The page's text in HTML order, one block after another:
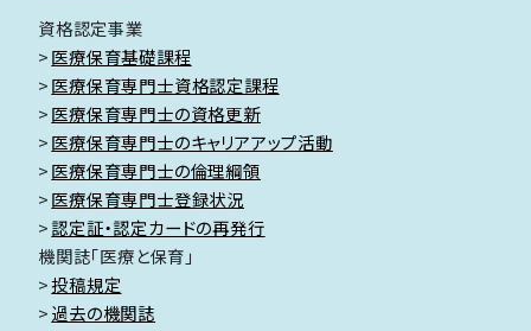
資格認定事業
医療保育基礎課程
医療保育専門士資格認定課程
医療保育専門士の資格更新
医療保育専門士のキャリアアップ活動
医療保育専門士の倫理綱領
医療保育専門士登録状況
認定証・認定カードの再発行
機関誌「医療と保育」
投稿規定
過去の機関誌